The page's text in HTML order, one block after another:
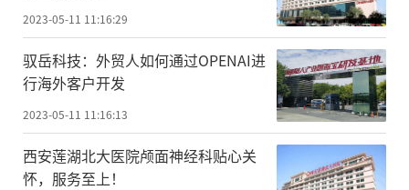
2023-05-11 11:16:29
驭岳科技：外贸人如何通过OPENAI进
行海外客户开发
2023-05-11 11:16:13
西安莲湖北大医院颅面神经科贴心关
怀，服务至上！